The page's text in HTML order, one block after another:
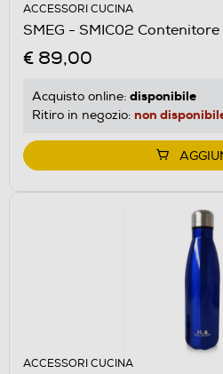
ACCESSORI CUCINA
SMEG - SMIC02
€ 89,00
Acquisto online: disponibile
Ritiro in negozio: non
ACCESSORI CUCINA